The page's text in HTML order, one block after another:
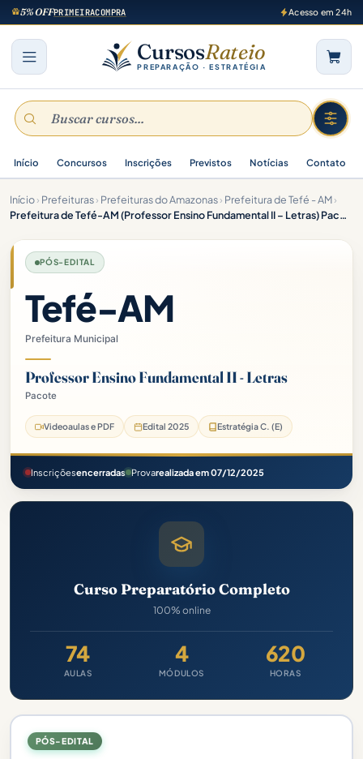
5% OFFPRIMEIRACOMPRA Acesso em 24h
CursosRateio
PREPARAÇÃO · ESTRATÉGIA
Início Concursos Inscrições Previstos Notícias Contato
Início› Prefeituras› Prefeituras do Amazonas› Prefeitura de Tefé - AM›
Prefeitura de Tefé-AM (Professor Ensino Fundamental II – Letras) Pacote – 2025 (Pós-Edital)
PÓS-EDITAL
Tefé-AM
Prefeitura Municipal
Professor Ensino Fundamental II - Letras
Pacote
Videoaulas e PDF Edital 2025 Estratégia C. (E)
Inscriçõesencerradas Provarealizada em 07/12/2025
Curso Preparatório Completo
100% online
74
AULAS
4
MÓDULOS
620
HORAS
PÓS-EDITAL